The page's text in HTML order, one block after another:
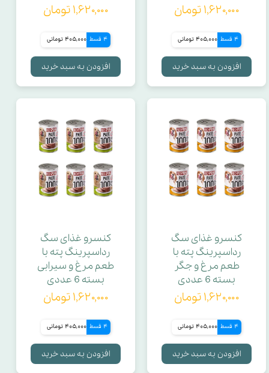
۱,۶۲۰,۰۰۰ تومان
4 قسط 405,000 تومانی
افزودن به سبد خرید
۱,۶۲۰,۰۰۰ تومان
4 قسط 405,000 تومانی
افزودن به سبد خرید
کنسرو غذای سگ
رداسپرینگ پته با
طعم مرغ و جگر
بسته 6 عددی
۱,۶۲۰,۰۰۰ تومان
4 قسط 405,000 تومانی
افزودن به سبد خرید
کنسرو غذای سگ
رداسپرینگ پته با
طعم مرغ و سیرابی
بسته 6 عددی
۱,۶۲۰,۰۰۰ تومان
4 قسط 405,000 تومانی
افزودن به سبد خرید